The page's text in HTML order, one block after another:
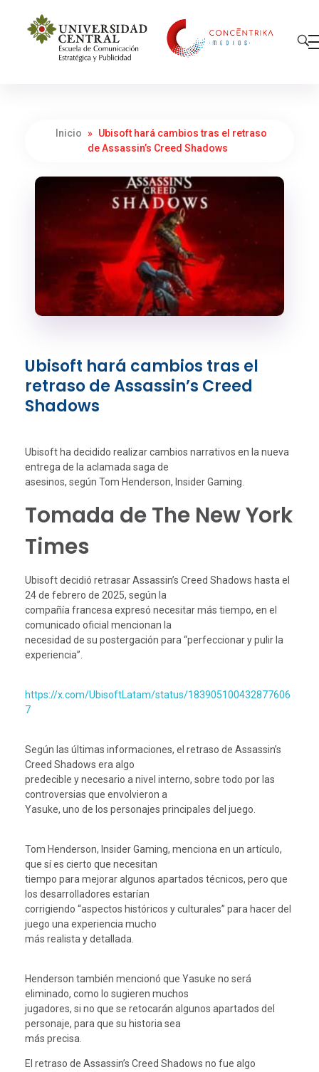
Inicio » Ubisoft hará cambios tras el retraso
de Assassin’s Creed Shadows
Ubisoft hará cambios tras el
retraso de Assassin’s Creed
Shadows
Ubisoft ha decidido realizar cambios narrativos en la nueva
entrega de la aclamada saga de
asesinos, según Tom Henderson, Insider Gaming.
Tomada de The New York
Times
Ubisoft decidió retrasar Assassin’s Creed Shadows hasta el
24 de febrero de 2025, según la
compañía francesa expresó necesitar más tiempo, en el
comunicado oficial mencionan la
necesidad de su postergación para “perfeccionar y pulir la
experiencia”.
https://x.com/UbisoftLatam/status/183905100432877606
7
Según las últimas informaciones, el retraso de Assassin’s
Creed Shadows era algo
predecible y necesario a nivel interno, sobre todo por las
controversias que envolvieron a
Yasuke, uno de los personajes principales del juego.
Tom Henderson, Insider Gaming, menciona en un artículo,
que sí es cierto que necesitan
tiempo para mejorar algunos apartados técnicos, pero que
los desarrolladores estarían
corrigiendo “aspectos históricos y culturales” para hacer del
juego una experiencia mucho
más realista y detallada.
Henderson también mencionó que Yasuke no será
eliminado, como lo sugieren muchos
jugadores, si no que se retocarán algunos apartados del
personaje, para que su historia sea
más precisa.
El retraso de Assassin’s Creed Shadows no fue algo